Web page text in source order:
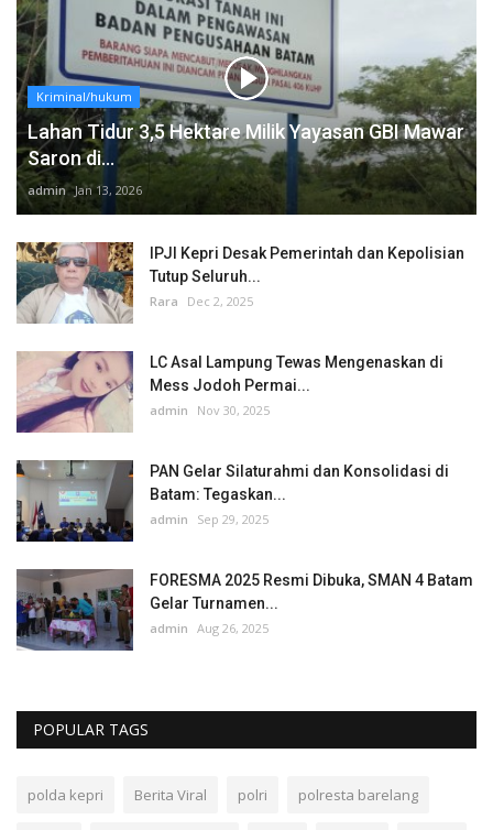
Kriminal/hukum
Lahan Tidur 3,5 Hektare Milik Yayasan GBI Mawar
Saron di...
admin Jan 13, 2026
IPJI Kepri Desak Pemerintah dan Kepolisian
Tutup Seluruh...
Rara Dec 2, 2025
LC Asal Lampung Tewas Mengenaskan di
Mess Jodoh Permai...
admin Nov 30, 2025
PAN Gelar Silaturahmi dan Konsolidasi di
Batam: Tegaskan...
admin Sep 29, 2025
FORESMA 2025 Resmi Dibuka, SMAN 4 Batam
Gelar Turnamen...
admin Aug 26, 2025
POPULAR TAGS
polda kepri Berita Viral polri polresta barelang